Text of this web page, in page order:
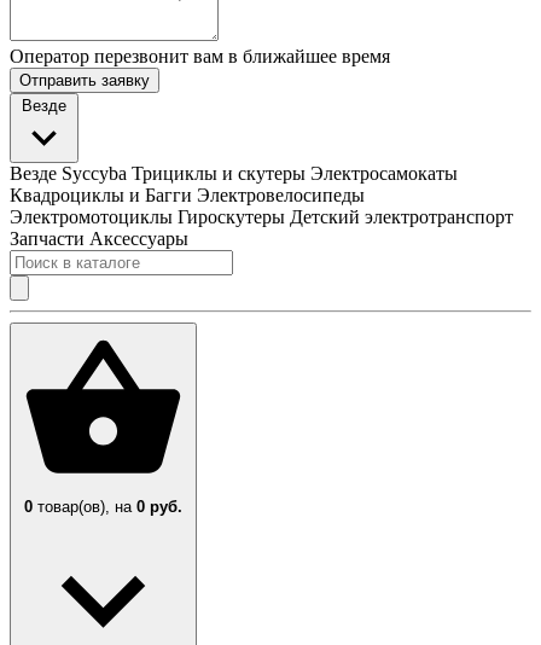
Оператор перезвонит вам в ближайшее время
Отправить заявку
Везде
Везде Syccyba Трициклы и скутеры Электросамокаты
Квадроциклы и Багги Электровелосипеды
Электромотоциклы Гироскутеры Детский электротранспорт
Запчасти Аксессуары
0 товар(ов), на 0 руб.